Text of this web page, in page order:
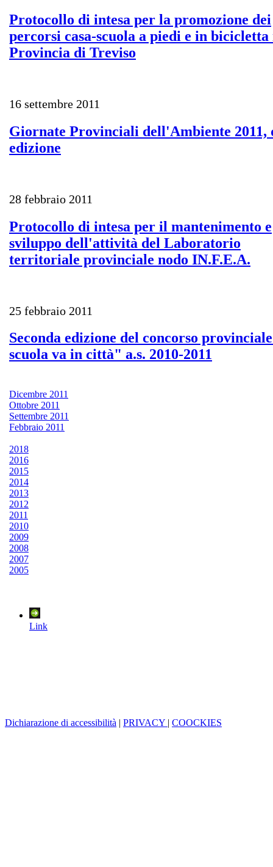
Protocollo di intesa per la promozione dei
percorsi casa-scuola a piedi e in bicicletta
Provincia di Treviso
16 settembre 2011
Giornate Provinciali dell'Ambiente 2011,
edizione
28 febbraio 2011
Protocollo di intesa per il mantenimento e
sviluppo dell'attività del Laboratorio
territoriale provinciale nodo IN.F.E.A.
25 febbraio 2011
Seconda edizione del concorso
scuola va in città" a.s. 2010-2011
Dicembre 2011
Ottobre 2011
Settembre 2011
Febbraio 2011
2018
2016
2015
2014
2013
2012
2011
2010
2009
2008
2007
2005
Link
Dichiarazione di accessibilità | PRIVACY | COOCKIES